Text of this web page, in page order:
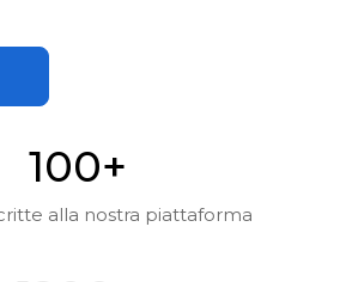
100+
alla nostra piattaforma